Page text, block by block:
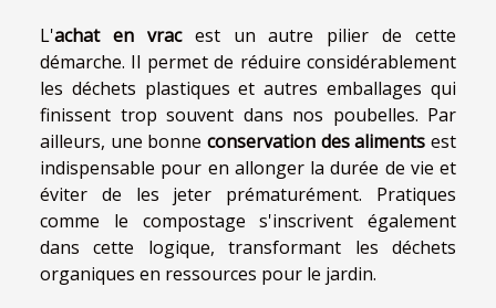
L'achat en vracest un autre pilier de cette
démarche. Il permet de réduire considérablement
les déchets plastiques et autres emballages qui
finissent trop souvent dans nos poubelles. Par
ailleurs, une bonne conservation des aliments est
indispensable pour en allonger la durée de vie et
éviter de les jeter prématurément. Pratiques
comme le compostage s'inscrivent également
dans cette logique, transformant les déchets
organiques en ressources pour le jardin.